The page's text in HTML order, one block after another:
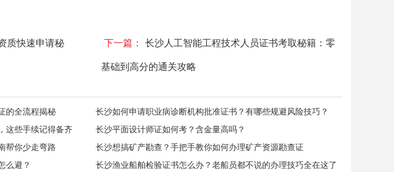
质快速申请秘 下一篇： 长沙人工智能工程技术人员证书考取秘籍：零
基础到高分的通关攻略
的全流程揭秘
长沙如何申请职业病诊断机构批准证书？有哪些规避风险技巧？
这些手续记得备齐
长沙平面设计师证如何考？含金量高吗？
帮你少走弯路
长沙想搞矿产勘查？手把手教你如何办理矿产资源勘查证
么避？
长沙渔业船舶检验证书怎么办？老船员都不说的办理技巧全在这了